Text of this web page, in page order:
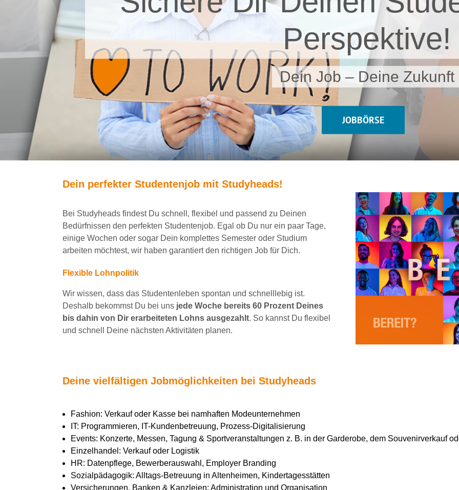
Perspektive!
Dein Job – Deine Zukunft
JOBBÖRSE
Dein perfekter Studentenjob mit Studyheads!
Bei Studyheads findest Du schnell, flexibel und passend zu Deinen
Bedürfnissen den perfekten Studentenjob. Egal ob Du nur ein paar Tage,
einige Wochen oder sogar Dein komplettes Semester oder Studium
arbeiten möchtest, wir haben garantiertden richtigen Job für Dich.
Flexible Lohnpolitik
Wir wissen, dass das Studentenleben spontan und schnelllebig ist.
Deshalb bekommst Du bei uns jede Woche bereits 60 Prozent Deines
bis dahin von Dir erarbeiteten Lohns ausgezahlt. So kannst Du flexibel
und schnell Deine nächsten Aktivitäten planen.
Deine vielfältigen Jobmöglichkeiten bei Studyheads
Fashion: Verkauf oder Kasse bei namhaften Modeunternehmen
IT: Programmieren, IT-Kundenbetreuung, Prozess-Digitalisierung
Events: Konzerte, Messen, Tagung & Sportveranstaltungen z. B. in der Garderobe, dem Souvenirverkauf
Einzelhandel: Verkauf oder Logistik
HR: Datenpflege, Bewerberauswahl, Employer Branding
Sozialpädagogik: Alltags-Betreuung in Altenheimen, Kindertagesstätten
Versicherungen, Banken & Kanzleien: Administration und Organisation